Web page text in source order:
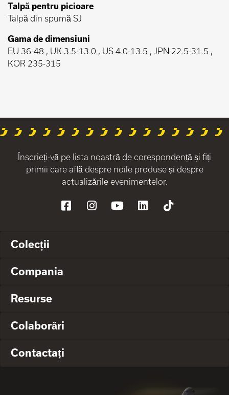
Talpă pentru picioare
Talpă din spumă SJ
Gama de dimensiuni
EU 36-48 , UK 3.5-13.0 , US 4.0-13.5 , JPN 22.5-31.5 ,
KOR 235-315
Înscrieți-vă pe lista noastră de corespondență și fiți
primii care află despre noile produse și despre
actualizările evenimentelor.
Colecții
Compania
Resurse
Colaborări
Contactați